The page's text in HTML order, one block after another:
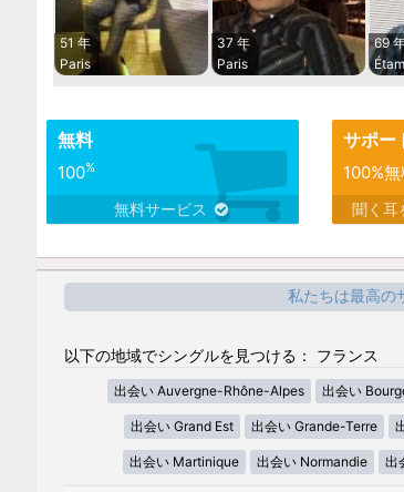
51 年
Paris
37 年
Paris
69
無料
100%
無料サービス
サポー
100%
聞く耳
私たちは最高の
以下の地域でシングルを見つける： フランス
出会い Auvergne-Rhône-Alpes 出会い
出会い Grand Est 出会い Grande-Terre
出会い Martinique 出会い Normandie 出